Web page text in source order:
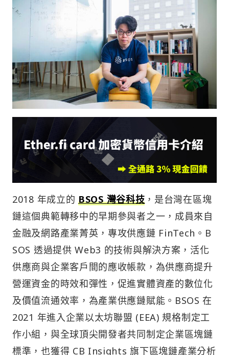
2018 年成立的 BSOS 灣谷科技 ，是台灣在區塊
鏈這個典範轉移中的早期參與者之一，成員來自
金融及網路產業菁英，專攻供應鏈 FinTech。B
SOS 透過提供 Web3 的技術與解決方案，活化
供應商與企業客戶間的應收帳款，為供應商提升
營運資金的時效和彈性，促進實體資產的數位化
及價值流通效率，為產業供應鏈賦能。BSOS 在
2021 年進入企業以太坊聯盟 (EEA) 規格制定工
作小組，與全球頂尖開發者共同制定企業區塊鏈
標準，也獲得 CB Insights 旗下區塊鏈產業分析